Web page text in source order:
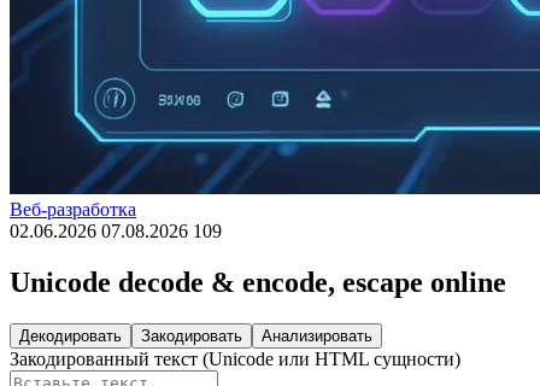
Веб-разработка
02.06.2026 07.08.2026 109
Unicode decode & encode, escape online
Декодировать Закодировать Анализировать
Закодированный текст (Unicode или HTML сущности)